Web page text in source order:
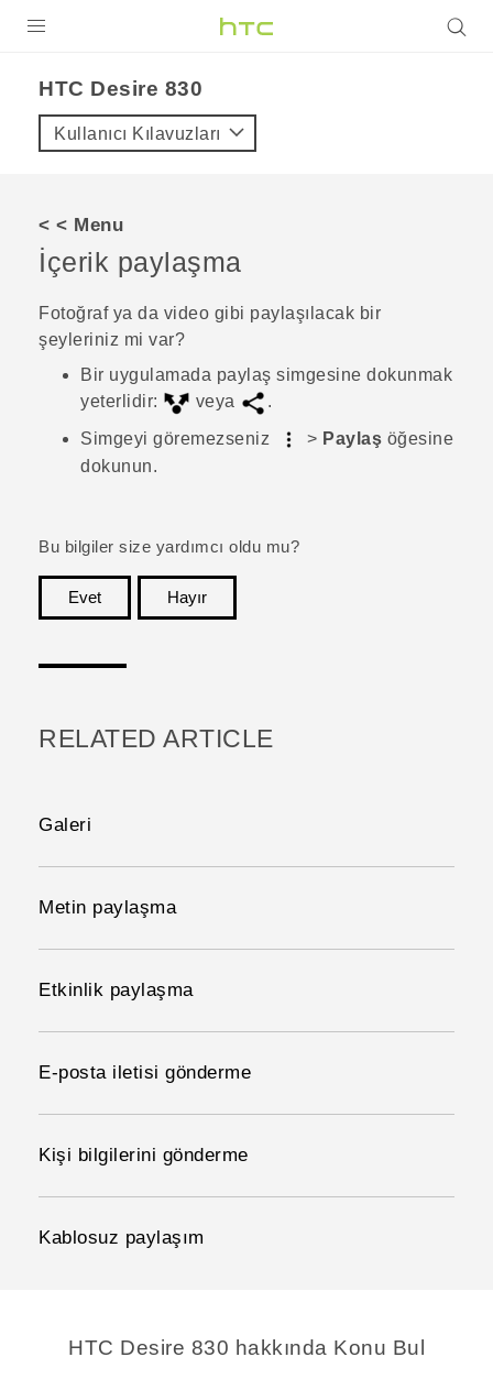
VIVE
VIVERSE
DESTEK
HTC Desire 830‎
Kullanıcı Kılavuzları
< < Menu
İçerik paylaşma
Fotoğraf ya da video gibi paylaşılacak bir
şeyleriniz mi var?
Bir uygulamada paylaş simgesine dokunmak
yeterlidir:
veya
.
Simgeyi göremezseniz
> Paylaş öğesine
dokunun.
Bu bilgiler size yardımcı oldu mu?
Evet
Hayır
RELATED ARTICLE
Galeri
Metin paylaşma
Etkinlik paylaşma
E-posta iletisi gönderme
Kişi bilgilerini gönderme
Kablosuz paylaşım
HTC Desire 830 hakkında Konu Bul